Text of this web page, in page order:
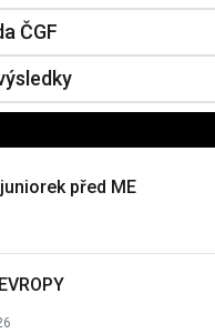
ČGF
před ME